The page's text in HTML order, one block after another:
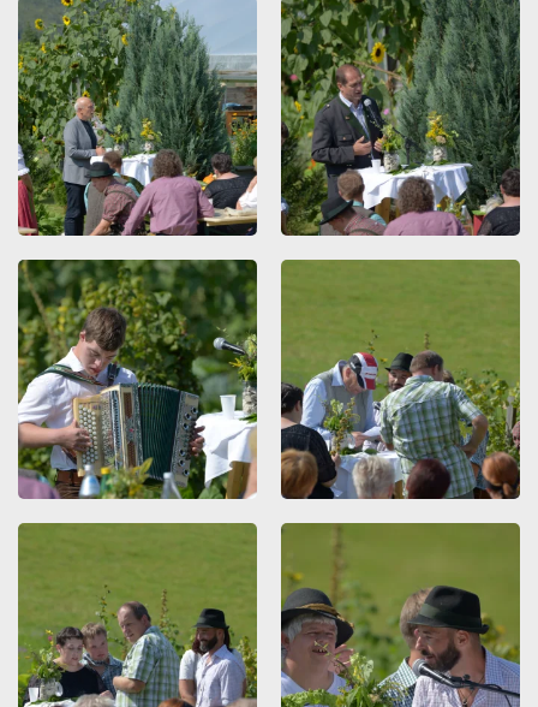
ZOOMEN ZOOMEN
ZOOMEN ZOOMEN
ZOOMEN ZOOMEN